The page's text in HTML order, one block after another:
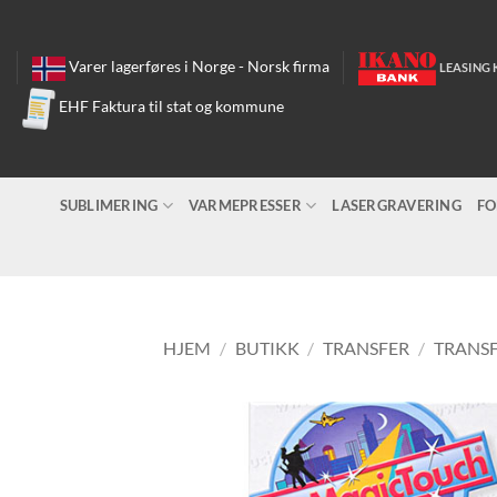
content Varer lagerføres i Norge - Norsk firma LEASING
EHF Faktura til stat og kommune
SUBLIMERING VARMEPRESSER LASERGRAVERING
HJEM / BUTIKK / TRANSFER /